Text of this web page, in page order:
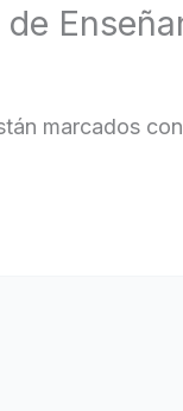
marcados